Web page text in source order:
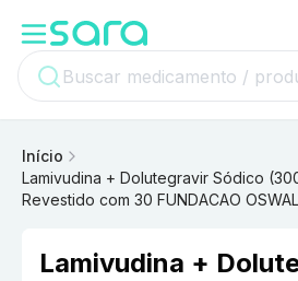
Início
Lamivudina + Dolutegravir Sódico
Revestido com 30 FUNDACAO
Lamivudina +